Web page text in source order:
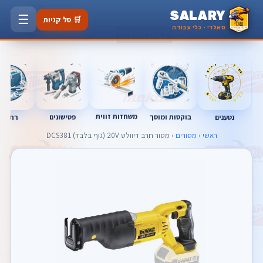
SALARY
סאלרי · כלי עבודה
🛒 סל קניות ☰
נטענים בוקסות ומוסך משחזות זווית פטישונים
ראשי › מסורים › מסור חרב דיוולט 20V (גוף בלבד) DCS381